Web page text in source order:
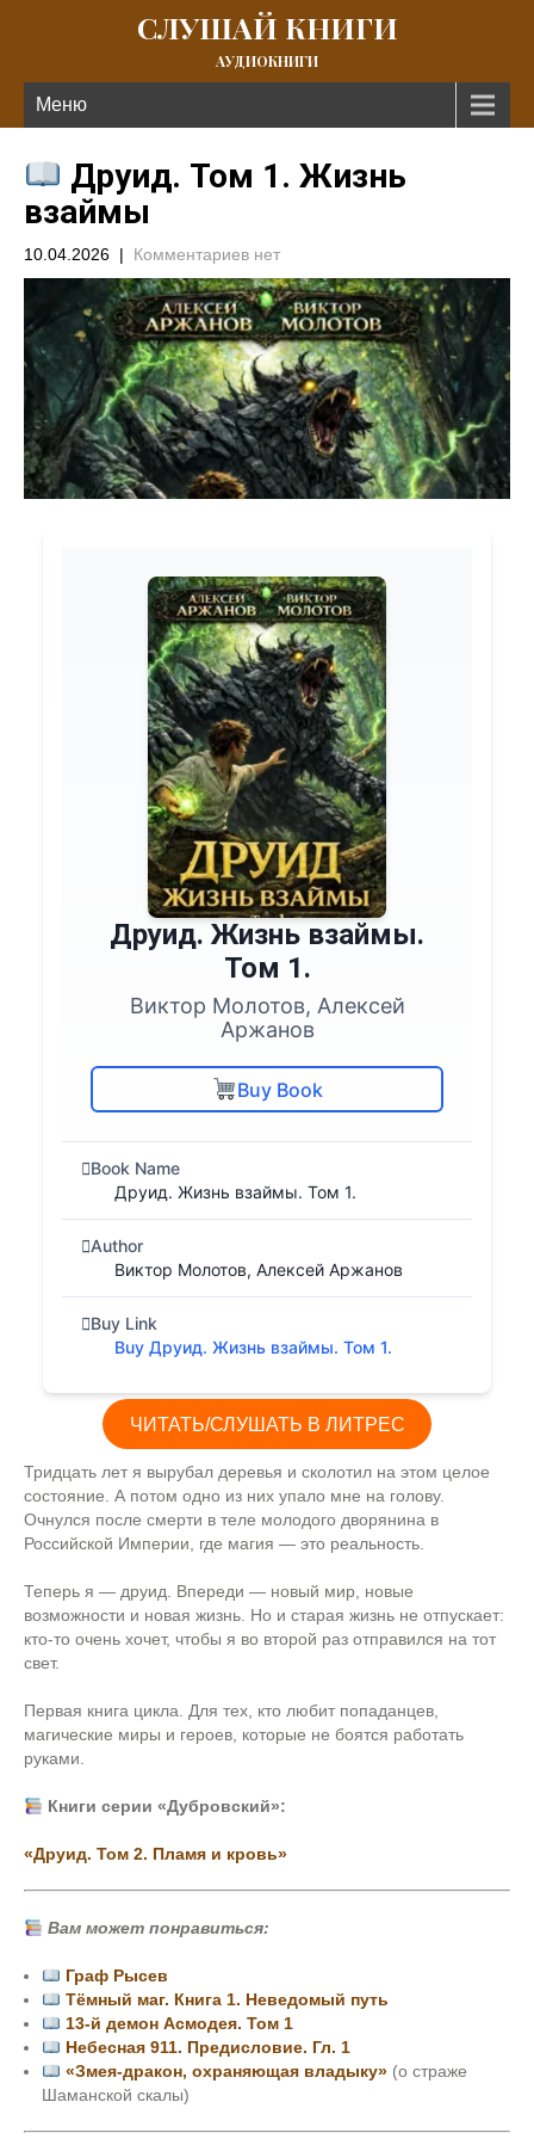
СЛУШАЙ КНИГИ
АУДИОКНИГИ
Меню
Друид. Том 1. Жизнь
взаймы
10.04.2026 | Комментариев нет
Друид. Жизнь взаймы.
Том 1.
Виктор Молотов, Алексей
Аржанов
Buy Book
Book Name
Друид. Жизнь взаймы. Том 1.
Author
Виктор Молотов, Алексей Аржанов
Buy Link
Buy Друид. Жизнь взаймы. Том 1.
ЧИТАТЬ/СЛУШАТЬ В ЛИТРЕС
Тридцать лет я вырубал деревья и сколотил на этом целое
состояние. А потом одно из них упало мне на голову.
Очнулся после смерти в теле молодого дворянина в
Российской Империи, где магия — это реальность.
Теперь я — друид. Впереди — новый мир, новые
возможности и новая жизнь. Но и старая жизнь не отпускает:
кто-то очень хочет, чтобы я во второй раз отправился на тот
свет.
Первая книга цикла. Для тех, кто любит попаданцев,
магические миры и героев, которые не боятся работать
руками.
Книги серии «Дубровский»:
«Друид. Том 2. Пламя и кровь»
Вам может понравиться:
Граф Рысев
Тёмный маг. Книга 1. Неведомый путь
13-й демон Асмодея. Том 1
Небесная 911. Предисловие. Гл. 1
«Змея-дракон, охраняющая владыку»(о страже
Шаманской скалы)